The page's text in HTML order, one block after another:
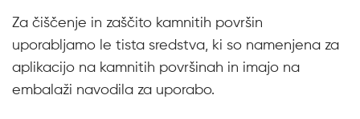
Za čiščenje in zaščito kamnitih površin
uporabljamo le tista sredstva, ki so namenjena za
aplikacijo na kamnitih površinah in imajo na
embalaži navodila za uporabo.